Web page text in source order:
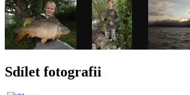
Sdílet fotografii